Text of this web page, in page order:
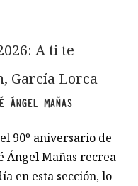
A ti te
García Lorca
ÁNGEL MAÑAS
90º aniversario de
Ángel Mañas recrea
en esta sección, lo